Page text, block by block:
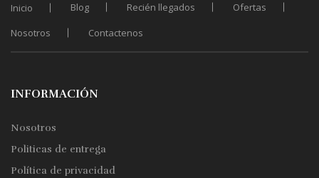
Inicio Blog Recién llegados
Ofertas
Nosotros
Contactenos
INFORMACIÓN
Nosotros
Politicas de entrega
Política de privacidad